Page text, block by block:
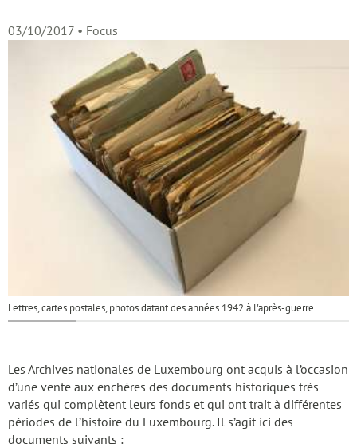
03/10/2017 • Focus
Lettres, cartes postales, photos datant des années 1942 à l'après-guerre
Les Archives nationales de Luxembourg ont acquis à l’occasion
d’une vente aux enchères des documents historiques très
variés qui complètent leurs fonds et qui ont trait à différentes
périodes de l’histoire du Luxembourg. Il s’agit ici des
documents suivants :